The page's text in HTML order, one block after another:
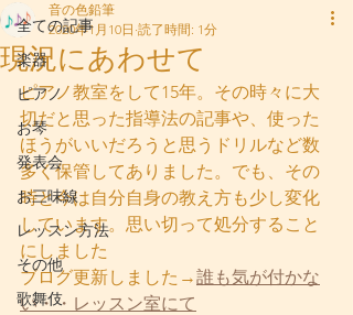
全ての記事
楽器
ピアノ
お琴
発表会
お三味線
レッスン方法
その他
歌舞伎
現況にあわせて
音の色鉛筆
2020年1月10日 読了時間: 1分
ピアノ教室をして15年。その時々に大
切だと思った指導法の記事や、使った
ほうがいいだろうと思うドリルなど数
多く保管してありました。でも、その
時と今は自分自身の教え方も少し変化
しています。思い切って処分すること
にしました
ブログ更新しました→誰も気が付かな
い・・レッスン室にて